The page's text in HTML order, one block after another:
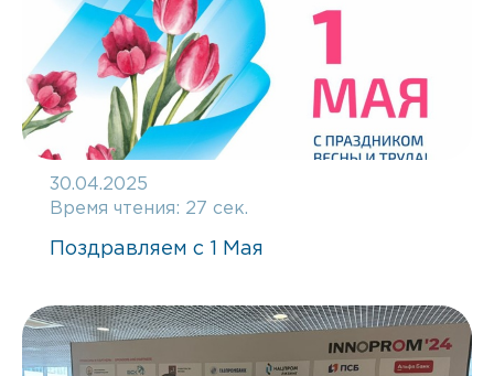
30.04.2025
Время чтения: 27 сек.
Поздравляем с 1 Мая